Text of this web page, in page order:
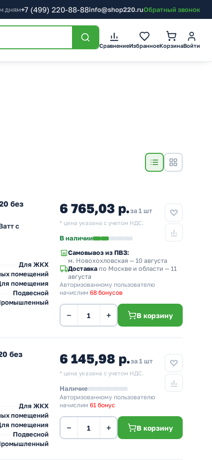
дням+7 (499) 220-88-88info@shop220.ruОбратный звонок
СравнениеИзбранноеКорзинаВойти
без
с
Для ЖКХ
помещений
помещения
Подвесной
6 765,03 р.за 1 шт
* цена указана с учетом НДС.
В наличии
Самовывоз из ПВЗ:
м. Новохохловская — 10 августа
Доставка по Москве и области — 11
августа
Авторизованному пользователю
начислим 68 бонусов
− + В корзину
без
Для ЖКХ
помещений
помещения
Подвесной
6 145,98 р.за 1 шт
* цена указана с учетом НДС.
Наличие
Авторизованному пользователю
начислим 61 бонус
− + В корзину